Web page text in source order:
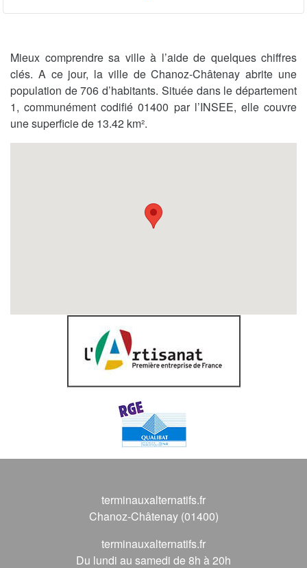
Mieux comprendre sa ville à l’aide de quelques chiffres
clés. A ce jour, la ville de Chanoz-Châtenay abrite une
population de 706 d’habitants. Située dans le département
1, communément codifié 01400 par l’INSEE, elle couvre
une superficie de 13.42 km².
terminauxalternatifs.fr
Chanoz-Châtenay (01400)
terminauxalternatifs.fr
Du lundi au samedi de 8h à 20h